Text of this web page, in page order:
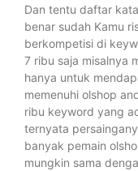
Dan tentu daftar
benar sudah Kamu
berkompetisi di
7 ribu saja misalnya
hanya untuk
memenuhi olshop
ribu keyword yang
ternyata
banyak pemain
mungkin sama